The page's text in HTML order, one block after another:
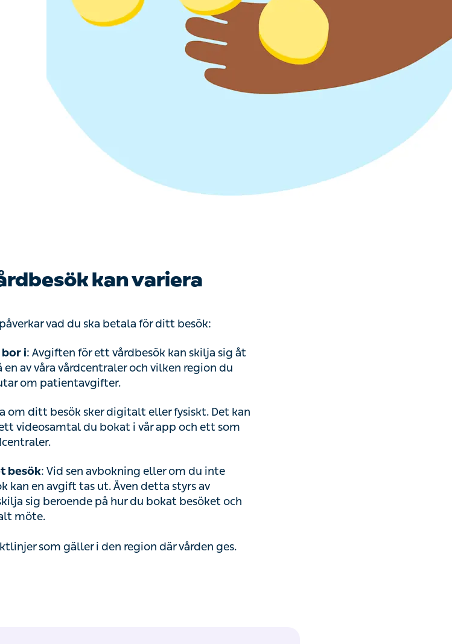
kan variera
vad du ska betala för ditt besök:
i: Avgiften för ett vårdbesök kan skilja sig åt
av våra vårdcentraler och vilken region du
om patientavgifter.
om ditt besök sker digitalt eller fysiskt. Det kan
videosamtal du bokat i vår app och ett som
besök: Vid sen avbokning eller om du inte
en avgift tas ut. Även detta styrs av
sig beroende på hur du bokat besöket och
möte.
som gäller i den region där vården ges.